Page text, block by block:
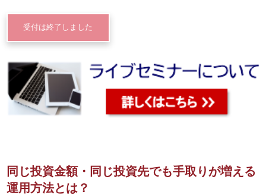
受付は終了しました
同じ投資金額・同じ投資先でも手取りが増える
運用方法とは？